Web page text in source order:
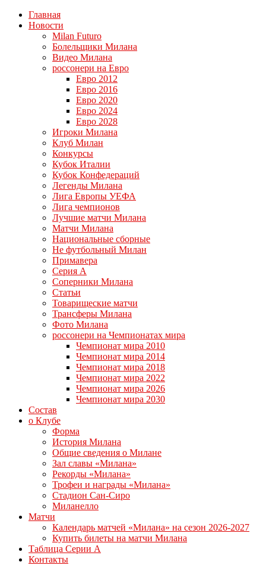
Главная
Новости
Milan Futuro
Болельщики Милана
Видео Милана
россонери на Евро
Евро 2012
Евро 2016
Евро 2020
Евро 2024
Евро 2028
Игроки Милана
Клуб Милан
Конкурсы
Кубок Италии
Кубок Конфедераций
Легенды Милана
Лига Европы УЕФА
Лига чемпионов
Лучшие матчи Милана
Матчи Милана
Национальные сборные
Не футбольный Милан
Примавера
Серия А
Соперники Милана
Статьи
Товарищеские матчи
Трансферы Милана
Фото Милана
россонери на Чемпионатах мира
Чемпионат мира 2010
Чемпионат мира 2014
Чемпионат мира 2018
Чемпионат мира 2022
Чемпионат мира 2026
Чемпионат мира 2030
Состав
о Клубе
Форма
История Милана
Общие сведения о Милане
Зал славы «Милана»
Рекорды «Милана»
Трофеи и награды «Милана»
Стадион Сан-Сиро
Миланелло
Матчи
Календарь матчей «Милана» на сезон 2026-2027
Купить билеты на матчи Милана
Таблица Серии А
Контакты